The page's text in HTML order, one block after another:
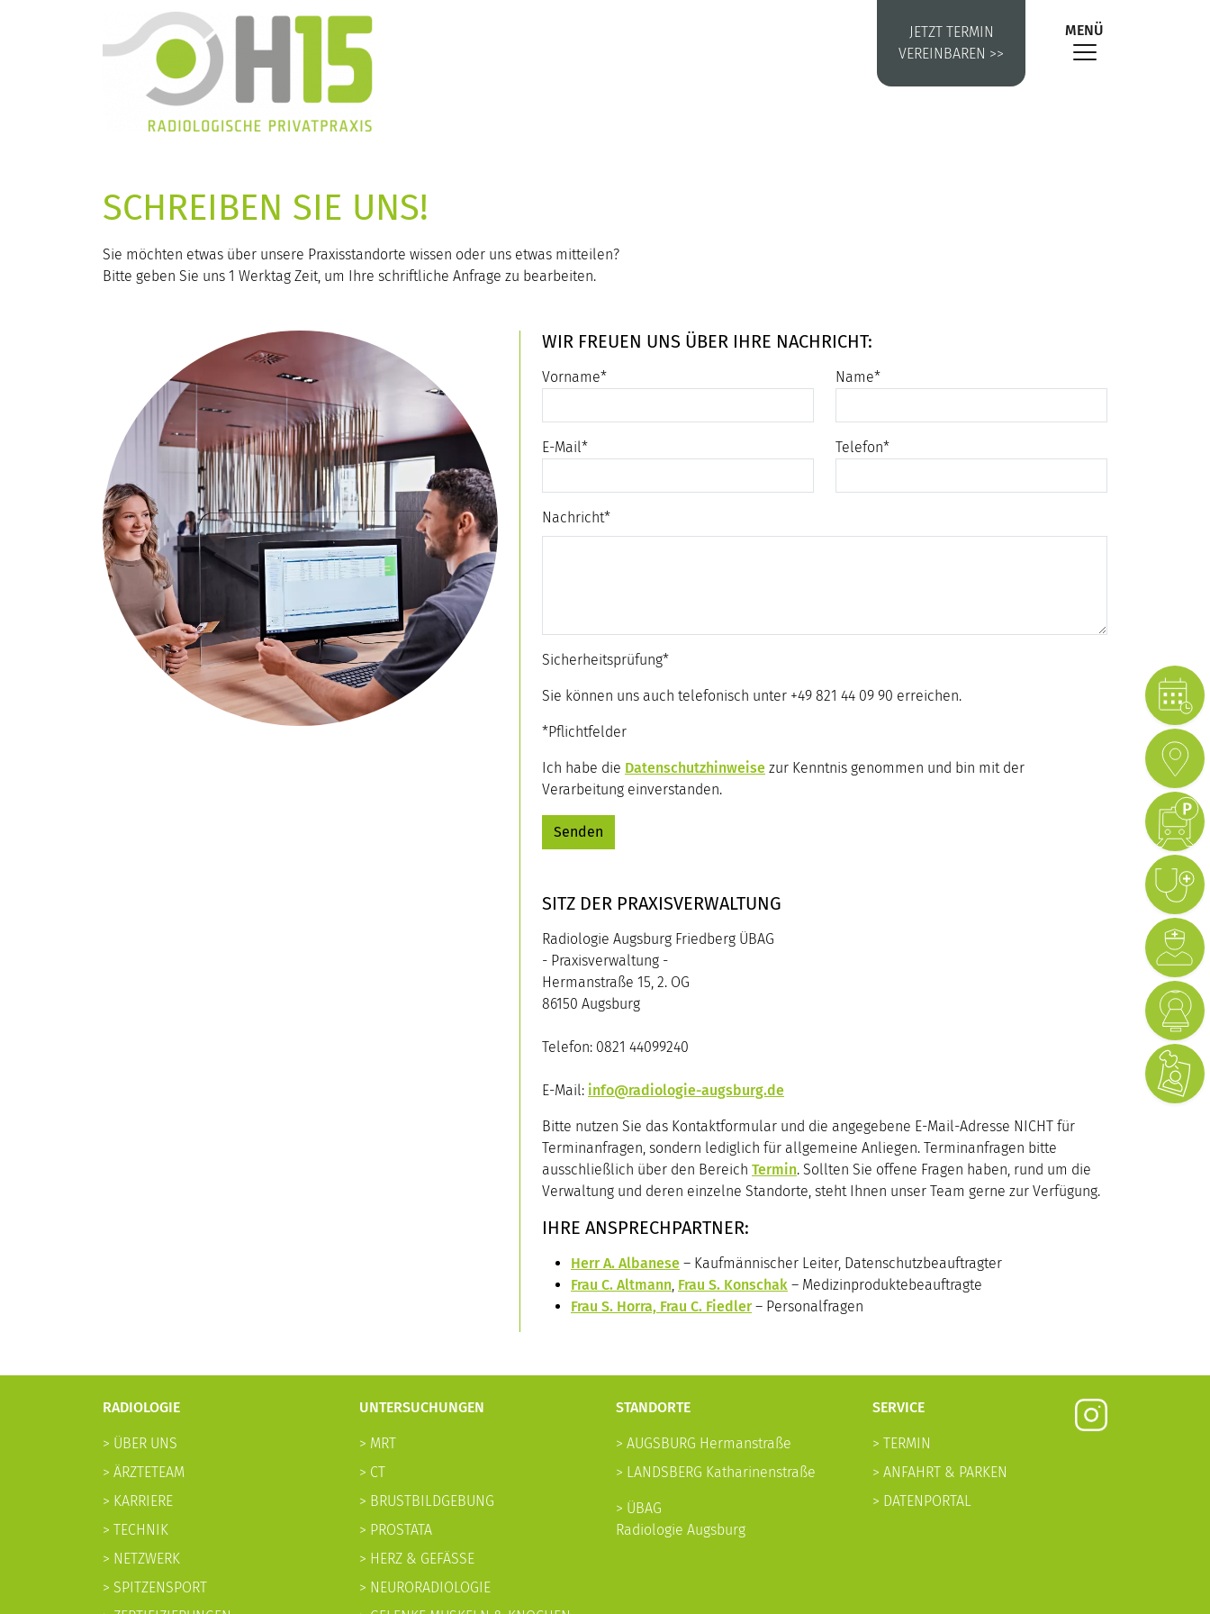
JETZT TERMIN
VEREINBAREN >>
MENÜ
SCHREIBEN SIE UNS!
Sie möchten etwas über unsere Praxisstandorte wissen oder uns etwas mitteilen?
Bitte geben Sie uns 1 Werktag Zeit, um Ihre schriftliche Anfrage zu bearbeiten.
WIR FREUEN UNS ÜBER IHRE NACHRICHT:
Vorname* Name*
E-Mail* Telefon*
Nachricht*
Sicherheitsprüfung*
Sie können uns auch telefonisch unter +49 821 44 09 90 erreichen.
*Pflichtfelder
Ich habe die Datenschutzhinweise zur Kenntnis genommen und bin mit der
Verarbeitung einverstanden.
Senden
SITZ DER PRAXISVERWALTUNG
Radiologie Augsburg Friedberg ÜBAG
- Praxisverwaltung -
Hermanstraße 15, 2. OG
86150 Augsburg
Telefon: 0821 44099240
E-Mail: info@radiologie-augsburg.de
Bitte nutzen Sie das Kontaktformular und die angegebene E-Mail-Adresse NICHT für
Terminanfragen, sondern lediglich für allgemeine Anliegen. Terminanfragen bitte
ausschließlich über den Bereich Termin. Sollten Sie offene Fragen haben, rund um die
Verwaltung und deren einzelne Standorte, steht Ihnen unser Team gerne zur Verfügung.
IHRE ANSPRECHPARTNER:
Herr A. Albanese – Kaufmännischer Leiter, Datenschutzbeauftragter
Frau C. Altmann, Frau S. Konschak – Medizinproduktebeauftragte
Frau S. Horra, Frau C. Fiedler– Personalfragen
RADIOLOGIE
> ÜBER UNS
> ÄRZTETEAM
> KARRIERE
> TECHNIK
> NETZWERK
> SPITZENSPORT
UNTERSUCHUNGEN
> MRT
> CT
> BRUSTBILDGEBUNG
> PROSTATA
> HERZ & GEFÄSSE
> NEURORADIOLOGIE
STANDORTE
> AUGSBURG Hermanstraße
> LANDSBERG Katharinenstraße
> ÜBAG
Radiologie Augsburg
SERVICE
> TERMIN
> ANFAHRT & PARKEN
> DATENPORTAL